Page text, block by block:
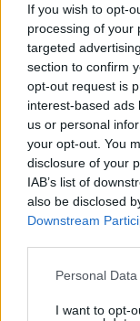
If you wish to opt-
processing of your
targeted
section to confirm
opt-out request is
interest-based ads
us or personal
your opt-out. You
disclosure of your
IAB’s list of
also be disclosed
Downstream
Please note that
not limited to your
Personal
I want to opt-
δημιουργού την
εξωτερικό το
ιδιαίτεροι
παρελθόντος,
Ταρκόφσκι, από
και φυσικά ο
χρόνο dt τόσες
2024 με τη
επανάληψης του
μην πω ότι
διεκπεραιωτικη
της
μια